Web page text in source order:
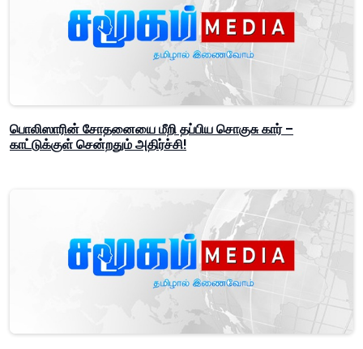
பொலிஸாரின் சோதனையை மீறி தப்பிய சொகுசு கார் –
காட்டுக்குள் சென்றதும் அதிர்ச்சி!